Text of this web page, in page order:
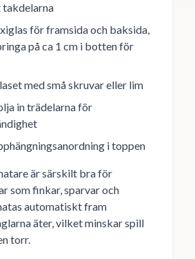
takdelarna
för framsida och baksida,
på ca 1 cm i botten för
med små skruvar eller lim
in trädelarna för
i toppen
är särskilt bra för
som finkar, sparvar och
automatiskt fram
äter, vilket minskar spill
torr.